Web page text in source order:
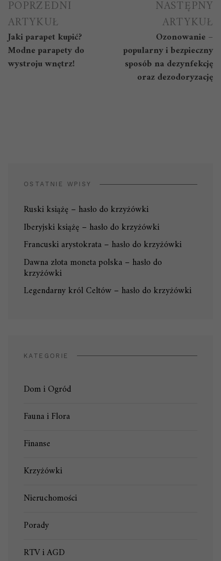
wpisu
POPRZEDNI
ARTYKUŁ
Jaki parapet kupić?
Modne parapety do
wystroju wnętrz!
NASTĘPNY
ARTYKUŁ
Ozonowanie –
popularny i bezpieczny
sposób na dezynfekcję
oraz dezodoryzację
OSTATNIE WPISY
Ruski książę – hasło do krzyżówki
Iberyjski książę – hasło do krzyżówki
Francuski arystokrata – hasło do krzyżówki
Dawna złota moneta polska – hasło do
krzyżówki
Legendarny król Celtów – hasło do krzyżówki
KATEGORIE
Dom i Ogród
Fauna i Flora
Finanse
Krzyżówki
Nieruchomości
Porady
RTV i AGD